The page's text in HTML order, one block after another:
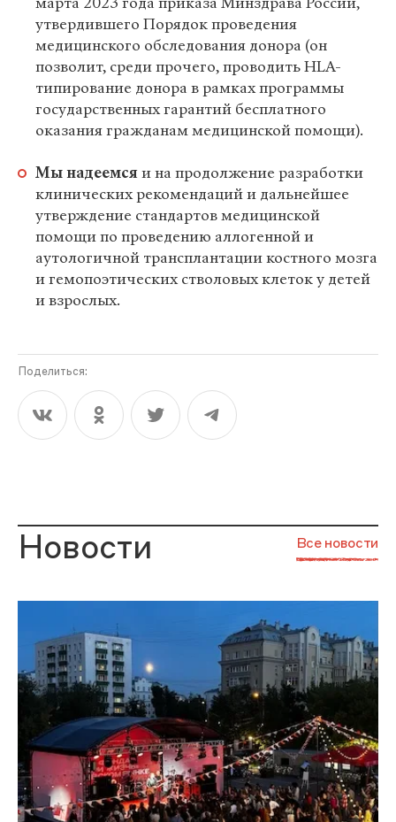
утвердившего Порядок проведения
медицинского обследования донора (он
позволит, среди прочего, проводить HLA-
типирование донора в рамках программы
государственных гарантий бесплатного
оказания гражданам медицинской помощи).
Мы надеемсяи на продолжение разработки
клинических рекомендаций и дальнейшее
утверждение стандартов медицинской
помощи по проведению аллогенной и
аутологичной трансплантации костного мозга
и гемопоэтических стволовых клеток у детей
и взрослых.
Поделиться:
Новости Все новости